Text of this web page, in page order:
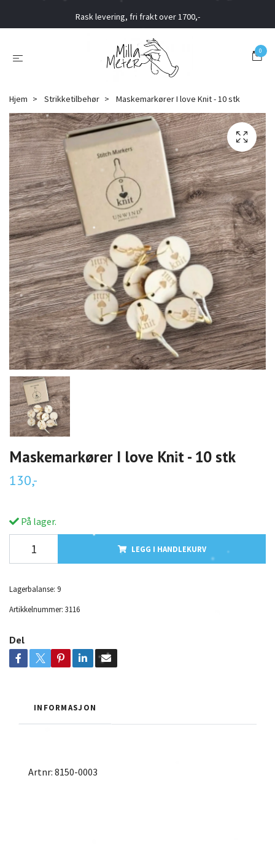
Rask levering, fri frakt over 1700,-
0
Hjem Strikketilbehør Maskemarkører I love Knit - 10 stk
Maskemarkører I love Knit - 10 stk
130,-
På lager.
LEGG I HANDLEKURV
Lagerbalanse: 9
Artikkelnummer: 3116
Del
INFORMASJON
Artnr: 8150-0003